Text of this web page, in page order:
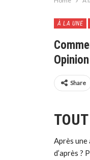
À LA UNE
Share
Après
d’après ?